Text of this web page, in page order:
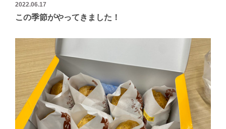
2022.06.17
この季節がやってきました！